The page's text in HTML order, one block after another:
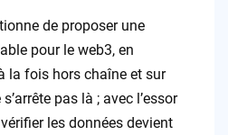
de proposer une
pour le web3, en
la fois hors chaîne et sur
pas là ; avec l’essor
les données devient